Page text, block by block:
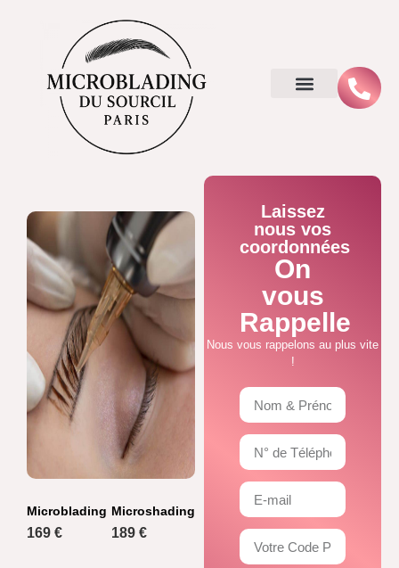
Microblading
169 €
Microshading
189 €
Laissez
nous vos
coordonnées
On
vous
Rappelle
Nous vous rappelons au plus vite
!